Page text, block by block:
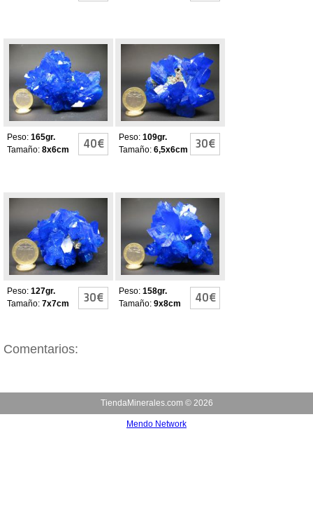
Calcantita
Peso: 165gr.
Tamaño: 8x6cm 40€
Calcantita
Peso: 109gr.
Tamaño: 6,5x6cm 30€
Calcantita
Peso: 127gr.
Tamaño: 7x7cm 30€
Calcantita
Peso: 158gr.
Tamaño: 9x8cm 40€
Comentarios:
TiendaMinerales.com © 2026
Mendo Network